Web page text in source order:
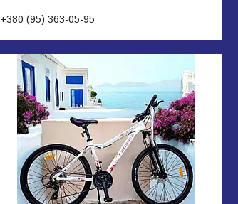
+380 (95) 363-05-95